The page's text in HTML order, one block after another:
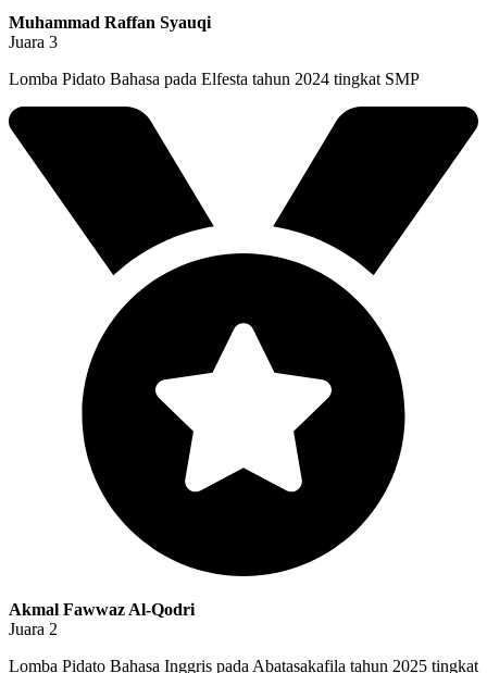
Muhammad Raffan Syauqi
Juara 3
Lomba Pidato Bahasa pada Elfesta tahun 2024 tingkat SMP
Akmal Fawwaz Al-Qodri
Juara 2
Lomba Pidato Bahasa Inggris pada Abatasakafila tahun 2025 tingkat